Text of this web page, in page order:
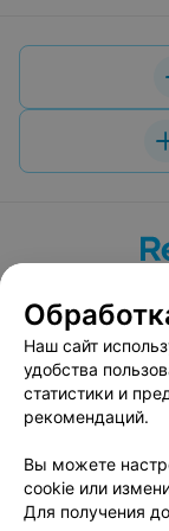
Вакансии
Наш сайт
удобства
статистики и
рекомендаций.
Вы можете
cookie или
Для получения